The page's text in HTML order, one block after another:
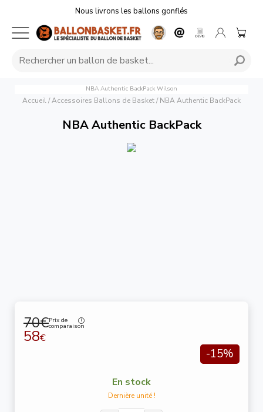
Nous livrons les ballons gonflés
NBA Authentic BackPack Wilson
Accueil/Accessoires Ballons de Basket/ NBA Authentic BackPack
NBA Authentic BackPack
70€Prix de
comparaison
58€
-15%
En stock
Dernière unité !